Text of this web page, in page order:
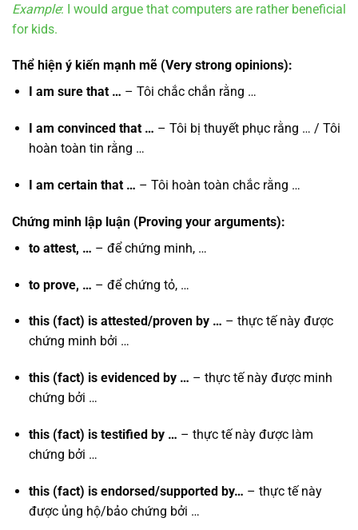
Example: I would argue that computers are rather beneficial
for kids.
Thể hiện ý kiến mạnh mẽ (Very strong opinions):
I am sure that … – Tôi chắc chắn rằng …
I am convinced that … – Tôi bị thuyết phục rằng … / Tôi
hoàn toàn tin rằng …
I am certain that … – Tôi hoàn toàn chắc rằng …
Chứng minh lập luận (Proving your arguments):
to attest, … – để chứng minh, …
to prove, … – để chứng tỏ, …
this (fact) is attested/proven by … – thực tế này được
chứng minh bởi …
this (fact) is evidenced by … – thực tế này được minh
chứng bởi …
this (fact) is testified by … – thực tế này được làm
chứng bởi …
this (fact) is endorsed/supported by… – thực tế này
được ủng hộ/bảo chứng bởi …